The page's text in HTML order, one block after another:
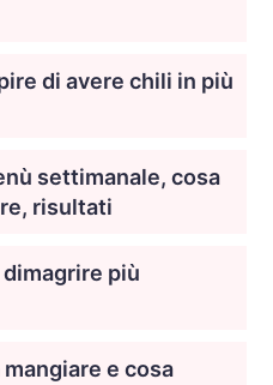
di avere chili in più
settimanale, cosa
risultati
più
e cosa